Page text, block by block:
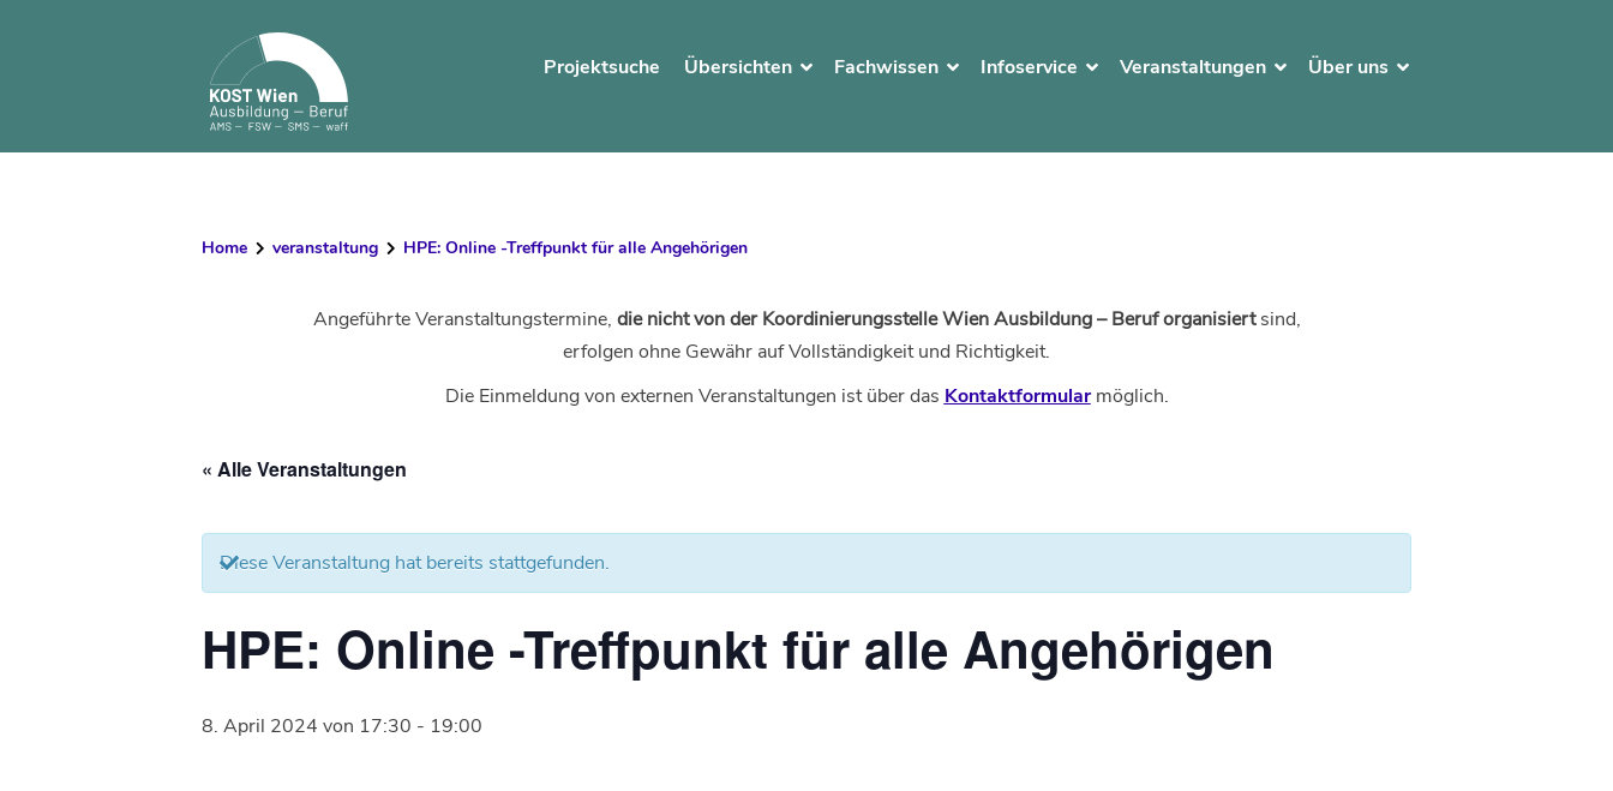
Projektsuche Übersichten Fachwissen Infoservice Veranstaltungen Über uns
Home veranstaltung HPE: Online -Treffpunkt für alle Angehörigen
Angeführte Veranstaltungstermine, die nicht von der Koordinierungsstelle Wien Ausbildung – Beruf organisiertsind,
erfolgen ohne Gewähr auf Vollständigkeit und Richtigkeit.
Die Einmeldung von externen Veranstaltungen ist über das Kontaktformularmöglich.
« Alle Veranstaltungen
Diese Veranstaltung hat bereits stattgefunden.
HPE: Online -Treffpunkt für alle Angehörigen
8. April 2024 von 17:30 - 19:00